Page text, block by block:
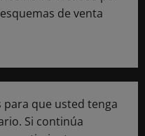
de venta
para que usted tenga
Si continúa